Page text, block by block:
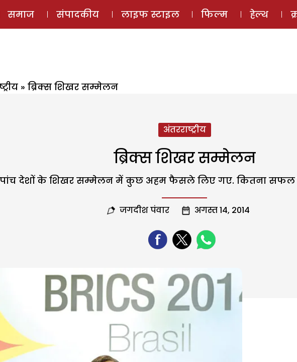
ई-मैगज़ीन
समाज संपादकीय लाइफ स्टाइल फिल्म हेल्थ
» ब्रिक्स शिखर सम्मेलन
अंतरराष्ट्रीय
ब्रिक्स शिखर सम्मेलन
पांच देशों के शिखर सम्मेलन में कुछ अहम फैसले लिए गए. कितना सफल
जगदीश पंवार अगस्त 14, 2014